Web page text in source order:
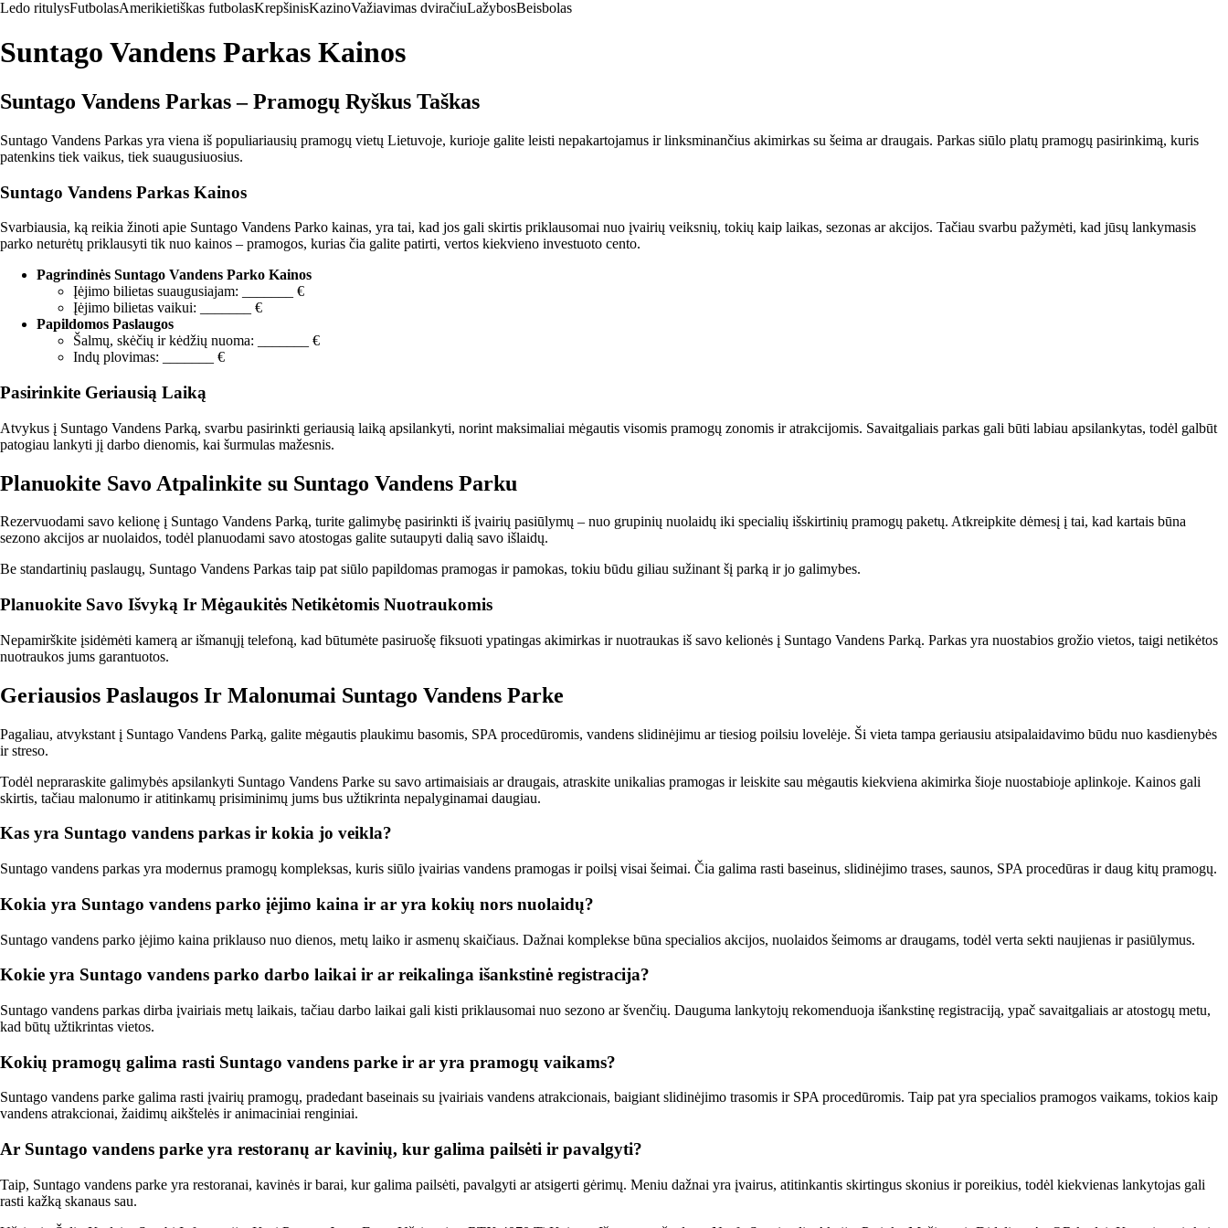
Ledo ritulysFutbolasAmerikietiškas futbolasKrepšinisKazinoVažiavimas dviračiuLažybosBeisbolas
Suntago Vandens Parkas Kainos
Suntago Vandens Parkas – Pramogų Ryškus Taškas
Suntago Vandens Parkas yra viena iš populiariausių pramogų vietų Lietuvoje, kurioje galite leisti nepakartojamus ir linksminančius akimirkas su šeima ar draugais. Parkas siūlo platų pramogų pasirinkimą, kuris
patenkins tiek vaikus, tiek suaugusiuosius.
Suntago Vandens Parkas Kainos
Svarbiausia, ką reikia žinoti apie Suntago Vandens Parko kainas, yra tai, kad jos gali skirtis priklausomai nuo įvairių veiksnių, tokių kaip laikas, sezonas ar akcijos. Tačiau svarbu pažymėti, kad jūsų lankymasis
parko neturėtų priklausyti tik nuo kainos – pramogos, kurias čia galite patirti, vertos kiekvieno investuoto cento.
Pagrindinės Suntago Vandens Parko Kainos
Įėjimo bilietas suaugusiajam: _______ €
Įėjimo bilietas vaikui: _______ €
Papildomos Paslaugos
Šalmų, skėčių ir kėdžių nuoma: _______ €
Indų plovimas: _______ €
Pasirinkite Geriausią Laiką
Atvykus į Suntago Vandens Parką, svarbu pasirinkti geriausią laiką apsilankyti, norint maksimaliai mėgautis visomis pramogų zonomis ir atrakcijomis. Savaitgaliais parkas gali būti labiau apsilankytas, todėl galbūt
patogiau lankyti jį darbo dienomis, kai šurmulas mažesnis.
Planuokite Savo Atpalinkite su Suntago Vandens Parku
Rezervuodami savo kelionę į Suntago Vandens Parką, turite galimybę pasirinkti iš įvairių pasiūlymų – nuo grupinių nuolaidų iki specialių išskirtinių pramogų paketų. Atkreipkite dėmesį į tai, kad kartais būna
sezono akcijos ar nuolaidos, todėl planuodami savo atostogas galite sutaupyti dalią savo išlaidų.
Be standartinių paslaugų, Suntago Vandens Parkas taip pat siūlo papildomas pramogas ir pamokas, tokiu būdu giliau sužinant šį parką ir jo galimybes.
Planuokite Savo Išvyką Ir Mėgaukitės Netikėtomis Nuotraukomis
Nepamirškite įsidėmėti kamerą ar išmanųjį telefoną, kad būtumėte pasiruošę fiksuoti ypatingas akimirkas ir nuotraukas iš savo kelionės į Suntago Vandens Parką. Parkas yra nuostabios grožio vietos, taigi netikėtos
nuotraukos jums garantuotos.
Geriausios Paslaugos Ir Malonumai Suntago Vandens Parke
Pagaliau, atvykstant į Suntago Vandens Parką, galite mėgautis plaukimu basomis, SPA procedūromis, vandens slidinėjimu ar tiesiog poilsiu lovelėje. Ši vieta tampa geriausiu atsipalaidavimo būdu nuo kasdienybės
ir streso.
Todėl nepraraskite galimybės apsilankyti Suntago Vandens Parke su savo artimaisiais ar draugais, atraskite unikalias pramogas ir leiskite sau mėgautis kiekviena akimirka šioje nuostabioje aplinkoje. Kainos gali
skirtis, tačiau malonumo ir atitinkamų prisiminimų jums bus užtikrinta nepalyginamai daugiau.
Kas yra Suntago vandens parkas ir kokia jo veikla?
Suntago vandens parkas yra modernus pramogų kompleksas, kuris siūlo įvairias vandens pramogas ir poilsį visai šeimai. Čia galima rasti baseinus, slidinėjimo trases, saunos, SPA procedūras ir daug kitų pramogų.
Kokia yra Suntago vandens parko įėjimo kaina ir ar yra kokių nors nuolaidų?
Suntago vandens parko įėjimo kaina priklauso nuo dienos, metų laiko ir asmenų skaičiaus. Dažnai komplekse būna specialios akcijos, nuolaidos šeimoms ar draugams, todėl verta sekti naujienas ir pasiūlymus.
Kokie yra Suntago vandens parko darbo laikai ir ar reikalinga išankstinė registracija?
Suntago vandens parkas dirba įvairiais metų laikais, tačiau darbo laikai gali kisti priklausomai nuo sezono ar švenčių. Dauguma lankytojų rekomenduoja išankstinę registraciją, ypač savaitgaliais ar atostogų metu,
kad būtų užtikrintas vietos.
Kokių pramogų galima rasti Suntago vandens parke ir ar yra pramogų vaikams?
Suntago vandens parke galima rasti įvairių pramogų, pradedant baseinais su įvairiais vandens atrakcionais, baigiant slidinėjimo trasomis ir SPA procedūromis. Taip pat yra specialios pramogos vaikams, tokios kaip
vandens atrakcionai, žaidimų aikštelės ir animaciniai renginiai.
Ar Suntago vandens parke yra restoranų ar kavinių, kur galima pailsėti ir pavalgyti?
Taip, Suntago vandens parke yra restoranai, kavinės ir barai, kur galima pailsėti, pavalgyti ar atsigerti gėrimų. Meniu dažnai yra įvairus, atitinkantis skirtingus skonius ir poreikius, todėl kiekvienas lankytojas gali
rasti kažką skanaus sau.